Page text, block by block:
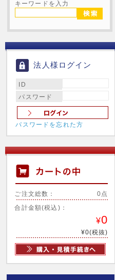
キーワードを入力
法人様ログイン
ID
パスワード
パスワードを忘れた方
ご注文総数： 0点
合計金額(税込)：
¥0
¥0(税抜)